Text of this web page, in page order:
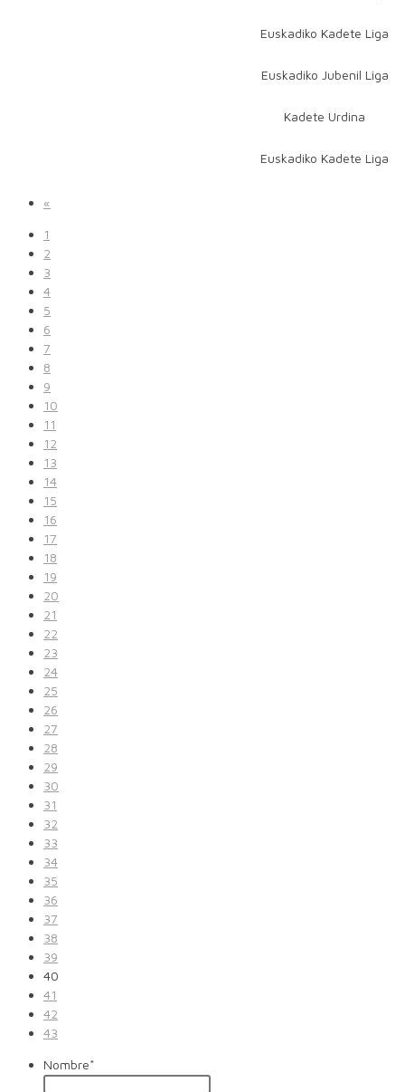
Euskadiko Kadete Liga
Euskadiko Jubenil Liga
Kadete Urdina
Euskadiko Kadete Liga
«
1
2
3
4
5
6
7
8
9
10
11
12
13
14
15
16
17
18
19
20
21
22
23
24
25
26
27
28
29
30
31
32
33
34
35
36
37
38
39
40
41
42
43
Nombre*